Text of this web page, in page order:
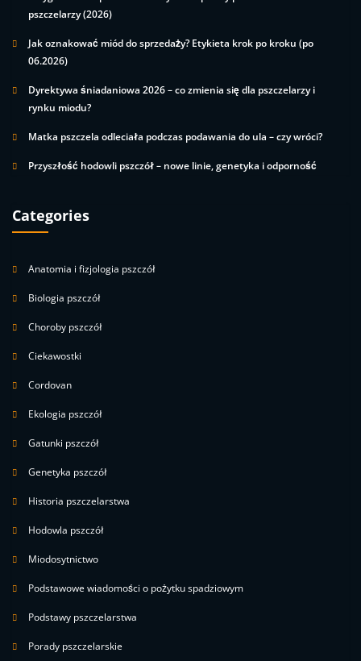
pszczelarzy (2026)
Jak oznakować miód do sprzedaży? Etykieta krok po kroku (po
06.2026)
Dyrektywa śniadaniowa 2026 – co zmienia się dla pszczelarzy i
rynku miodu?
Matka pszczela odleciała podczas podawania do ula – czy wróci?
Przyszłość hodowli pszczół – nowe linie, genetyka i odporność
Categories
Anatomia i fizjologia pszczół
Biologia pszczół
Choroby pszczół
Ciekawostki
Cordovan
Ekologia pszczół
Gatunki pszczół
Genetyka pszczół
Historia pszczelarstwa
Hodowla pszczół
Miodosytnictwo
Podstawowe wiadomości o pożytku spadziowym
Podstawy pszczelarstwa
Porady pszczelarskie